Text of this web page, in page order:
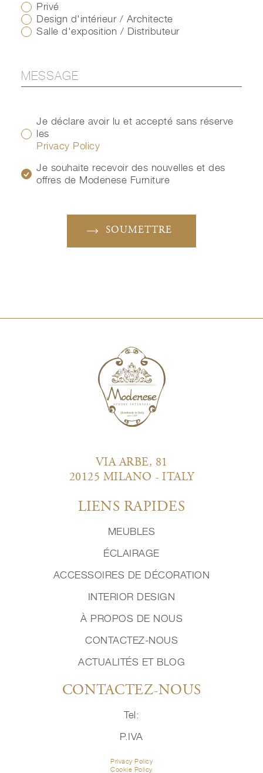
Privé
Design d'intérieur / Architecte
Salle d'exposition / Distributeur
Je déclare avoir lu et accepté sans réserve
les
Privacy Policy
Je souhaite recevoir des nouvelles et des
offres de Modenese Furniture
SOUMETTRE
VIA ARBE, 81
20125 MILANO - ITALY
LIENS RAPIDES
MEUBLES
ÉCLAIRAGE
ACCESSOIRES DE DÉCORATION
INTERIOR DESIGN
À PROPOS DE NOUS
CONTACTEZ-NOUS
ACTUALITÉS ET BLOG
CONTACTEZ-NOUS
Tel:
P.IVA
Privacy Policy
Cookie Policy